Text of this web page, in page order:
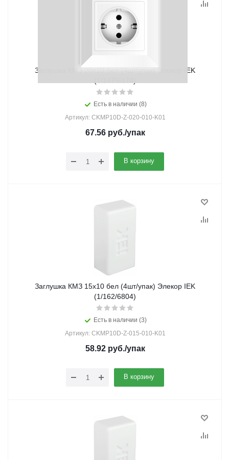
Заглушка КМЗ 20х10 бел (4шт/упак) Элекор IEK
Есть в наличии (8)
Артикул: CKMP10D-Z-020-010-K01
67.56руб./упак
В корзину
Заглушка КМЗ 15х10 бел (4шт/упак) Элекор IEK
(1/162/6804)
Есть в наличии (3)
Артикул: CKMP10D-Z-015-010-K01
58.92руб./упак
В корзину